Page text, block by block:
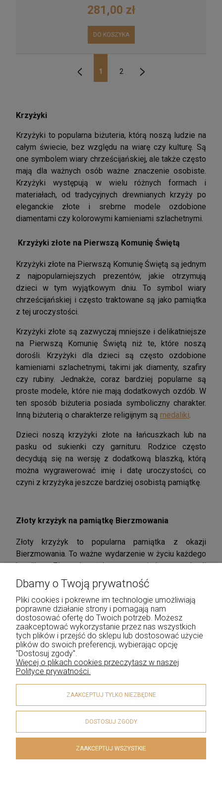
281,00 zł
DO KOSZYKA
1 2
Krzyżyki
Krzyżyki to popularna biżuteria, którą noszą ludzie na
całym świecie, bez względu na wiarę czy kulturę. Są
one symbolem wiary chrześcijańskiej, ale także często
mają dla ważnych osób ważne znaczenie osobiste.
Krzyżyki występują w wielu różnych formach i
materiałach, od tradycyjnych drewnianych krzyży po
eleganckie złote i srebrne modele ozdobione
diamentami czy kolorowymi kamieniami szlachetnymi.
Krzyżyki złote na Pierwszą Komunię Świętą
Krzyżyki złote na Pierwszą Komunię Świętą są jednym
z najpopularniejszych prezentów, jakie otrzymują
dzieci w tym wyjątkowym dniu. To symbol wiary
chrześcijańskiej i często traktowane są jako pamiątka
z tej uroczystości.
Krzyżyki złote są zazwyczaj mniejsze i delikatniejsze
na Pierwszą Komunię Świętą niż te, które noszą
dorośli. Krzyżyki dla dzieci są często ozdobione
kamieniami szlachetnymi, takimi jak diamenty, szafiry
czy rubiny. Jednakże, coraz bardziej popularne są
proste modele, które nie mają dodatkowych ozdób. W
ten sposób biżuteria posiada symboliczny charakter.
Inną biżuterią o charakterze religijnym są medaliki.
Dzieci noszą krzyżyki złote na łańcuszkach lub na
pasku od sukienki czy garnituru. Rodzice często
decydują się na wersję z dodatkową blaszką, którą
można wygrawerować imię i datę uroczystości, co
czyni z krzyżyka jeszcze bardziej osobistą pamiątkę.
Złoty krzyżyk na pamiątkę Bierzmowania
Złoty krzyżyk to popularna pamiątka z okazji
Bierzmowania. To ważne wydarzenie w życiu każdego
katolika. Złoty krzyżyk na pamiątkę z okazji
Bierzmowania ma zazwyczaj prosty, ale elegancki
design. To nie tylko piękna biżuteria, ale również ważny
symbol wiary i duchowości.
Krzyżyk Srebrny - doskonała alternatywa dla złotej
biżuterii
Szukasz przepięknejbiżuterii dla dzieckana Pierwszą
Komunię Świętą czy Bierzmowanie, ale masz niewielki
budżet? Krzyżyk srebrny to doskonała alternatywa dla
złotej biżuterii. Srebro ma swoje unikalne piękno, które
nadaje krzyżykowi elegancki i prosty wygląd. Pasuje
do wielu stylów oraz okazji.
Krzyżyk srebrny jest znacznie bardziej odporny na
ścieranie i zarysowania niż jego złoty odpowiednik.
Dbamy o Twoją prywatność
Pliki cookies i pokrewne im technologie umożliwiają
poprawne działanie strony i pomagają nam
dostosować ofertę do Twoich potrzeb. Możesz
zaakceptować wykorzystanie przez nas wszystkich
tych plików i przejść do sklepu lub dostosować użycie
plików do swoich preferencji, wybierając opcję
"Dostosuj zgody".
Więcej o plikach cookies przeczytasz w naszej
Polityce prywatności.
ZAAKCEPTUJ TYLKO NIEZBĘDNE
DOSTOSUJ ZGODY
ZAAKCEPTUJ WSZYSTKIE